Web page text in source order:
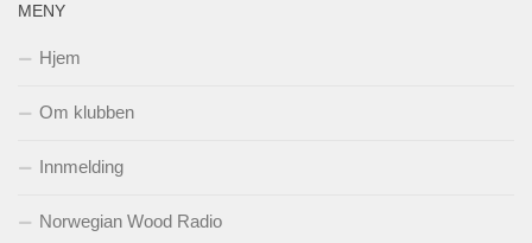
MENY
Hjem
Om klubben
Innmelding
Norwegian Wood Radio